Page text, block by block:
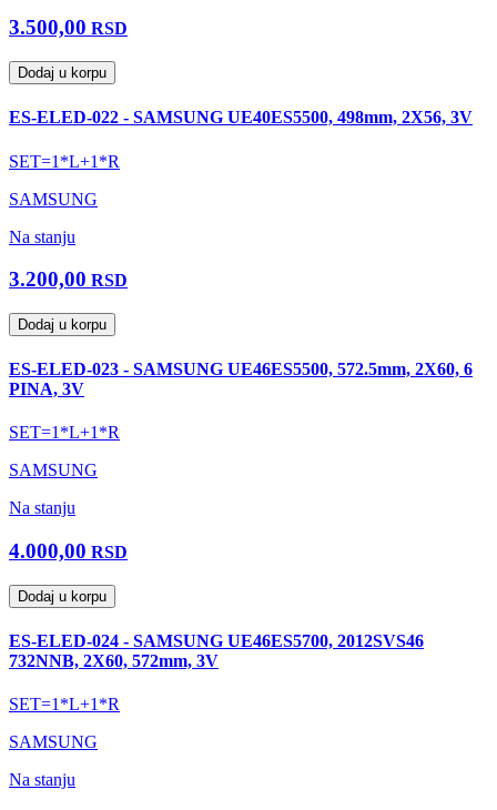
3.500,00 RSD
Dodaj u korpu
ES-ELED-022 - SAMSUNG UE40ES5500, 498mm, 2X56, 3V
SET=1*L+1*R
SAMSUNG
Na stanju
3.200,00 RSD
Dodaj u korpu
ES-ELED-023 - SAMSUNG UE46ES5500, 572.5mm, 2X60, 6
PINA, 3V
SET=1*L+1*R
SAMSUNG
Na stanju
4.000,00 RSD
Dodaj u korpu
ES-ELED-024 - SAMSUNG UE46ES5700, 2012SVS46
732NNB, 2X60, 572mm, 3V
SET=1*L+1*R
SAMSUNG
Na stanju